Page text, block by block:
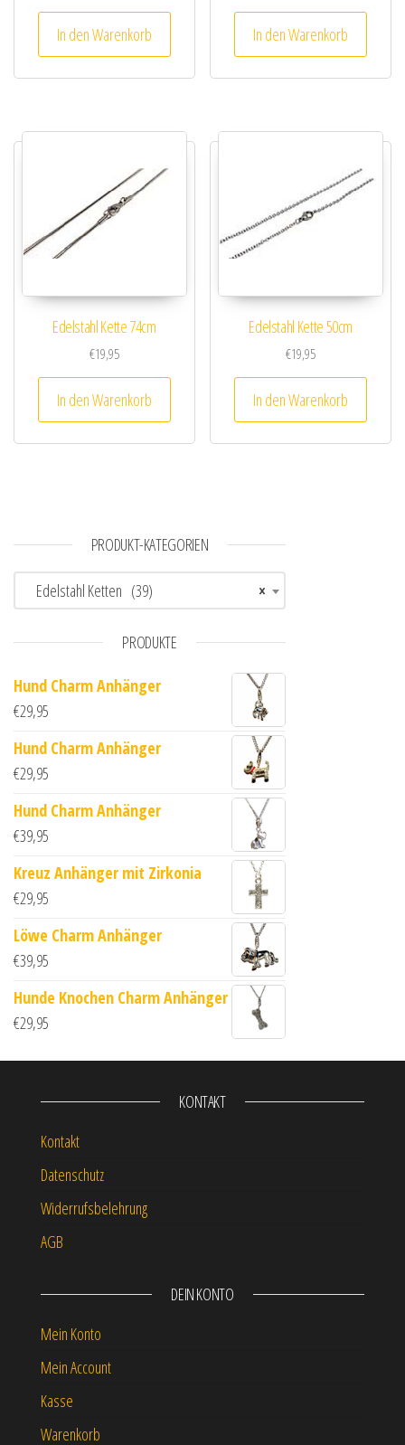
In den Warenkorb In den Warenkorb
Edelstahl Kette 74cm
€19,95
In den Warenkorb
Edelstahl Kette 50cm
€19,95
In den Warenkorb
PRODUKT-KATEGORIEN
×
Edelstahl Ketten (39)
PRODUKTE
Hund Charm Anhänger
€29,95
Hund Charm Anhänger
€29,95
Hund Charm Anhänger
€39,95
Kreuz Anhänger mit Zirkonia
€29,95
Löwe Charm Anhänger
€39,95
Hunde Knochen Charm Anhänger
€29,95
KONTAKT
Kontakt
Datenschutz
Widerrufsbelehrung
AGB
DEIN KONTO
Mein Konto
Mein Account
Kasse
Warenkorb